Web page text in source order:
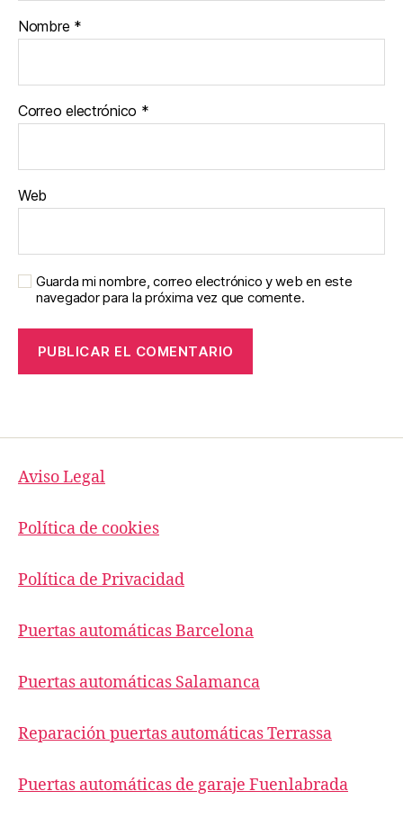
Nombre *
Correo electrónico *
Web
Guarda mi nombre, correo electrónico y web en este
navegador para la próxima vez que comente.
Aviso Legal
Política de cookies
Política de Privacidad
Puertas automáticas Barcelona
Puertas automáticas Salamanca
Reparación puertas automáticas Terrassa
Puertas automáticas de garaje Fuenlabrada